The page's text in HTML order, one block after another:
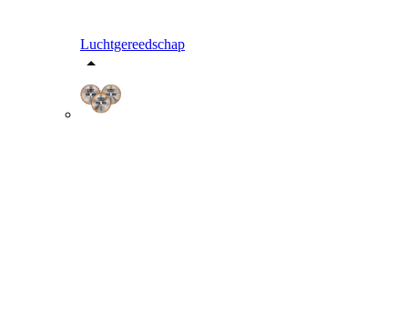
Luchtgereedschap